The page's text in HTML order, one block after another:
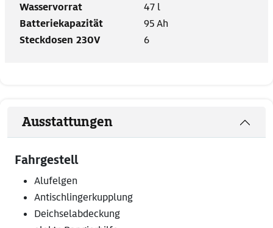
Wasservorrat
47 l
Batteriekapazität
95 Ah
Steckdosen 230V
6
Ausstattungen
Fahrgestell
Alufelgen
Antischlingerkupplung
Deichselabdeckung